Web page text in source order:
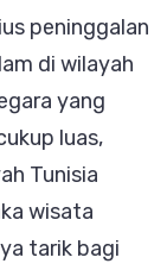
peninggalan
di wilayah
yang
luas,
Tunisia
wisata
tarik bagi